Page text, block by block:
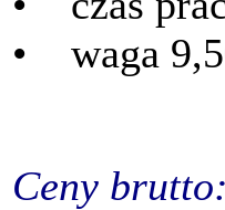
• waga
Ceny brutto: